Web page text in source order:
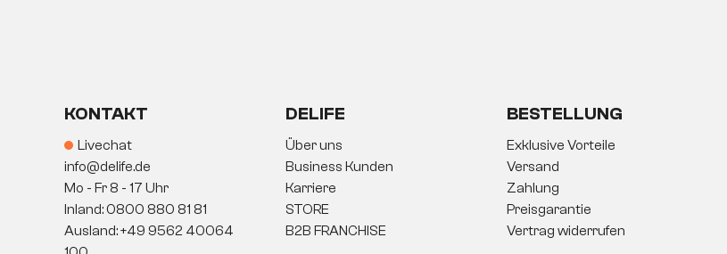
KONTAKT
Livechat
info@delife.de
Mo - Fr 8 - 17 Uhr
Inland: 0800 880 81 81
Ausland: +49 9562 40064
DELIFE
Über uns
Business Kunden
Karriere
STORE
B2B FRANCHISE
BESTELLUNG
Exklusive Vorteile
Versand
Zahlung
Preisgarantie
Vertrag widerrufen